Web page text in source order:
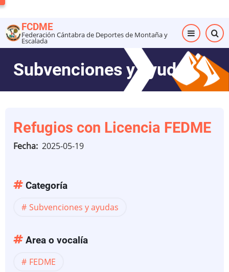
al
contenido
principal
FCDME
Federación Cántabra de Deportes de Montaña y
Escalada
Subvenciones y ayudas
Refugios con Licencia FEDME
Fecha 2025-05-19
Categoría
Subvenciones y ayudas
Area o vocalía
FEDME